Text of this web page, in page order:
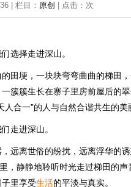
| 栏目： 原创 | 点击： 次
选择走进深山。
田埂，一块块弯弯曲曲的梯田
簇簇生长在寨子里房前屋后的
人合一”的人与自然合谐共生的美
走进深山。
远离世俗的纷扰，远离浮华的
，静静地聆听时光走过梯田的
里享受生活的平淡与真实。